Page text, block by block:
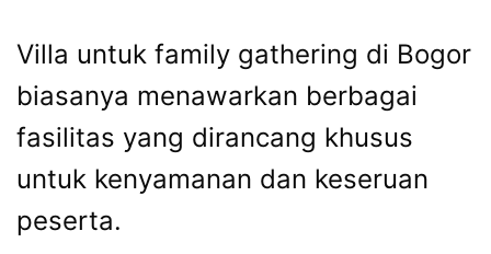
Villa untuk family gathering di Bogor
biasanya menawarkan berbagai
fasilitas yang dirancang khusus
untuk kenyamanan dan keseruan
peserta.